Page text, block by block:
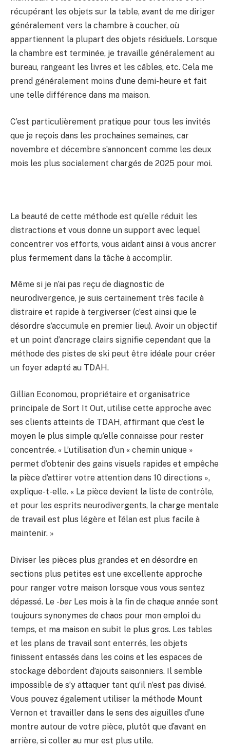
récupérant les objets sur la table, avant de me diriger
généralement vers la chambre à coucher, où
appartiennent la plupart des objets résiduels. Lorsque
la chambre est terminée, je travaille généralement au
bureau, rangeant les livres et les câbles, etc. Cela me
prend généralement moins d’une demi-heure et fait
une telle différence dans ma maison.
C’est particulièrement pratique pour tous les invités
que je reçois dans les prochaines semaines, car
novembre et décembre s’annoncent comme les deux
mois les plus socialement chargés de 2025 pour moi.
La beauté de cette méthode est qu’elle réduit les
distractions et vous donne un support avec lequel
concentrer vos efforts, vous aidant ainsi à vous ancrer
plus fermement dans la tâche à accomplir.
Même si je n’ai pas reçu de diagnostic de
neurodivergence, je suis certainement très facile à
distraire et rapide à tergiverser (c’est ainsi que le
désordre s’accumule en premier lieu). Avoir un objectif
et un point d’ancrage clairs signifie cependant que la
méthode des pistes de ski peut être idéale pour créer
un foyer adapté au TDAH.
Gillian Economou, propriétaire et organisatrice
principale de Sort It Out, utilise cette approche avec
ses clients atteints de TDAH, affirmant que c’est le
moyen le plus simple qu’elle connaisse pour rester
concentrée. « L’utilisation d’un « chemin unique »
permet d’obtenir des gains visuels rapides et empêche
la pièce d’attirer votre attention dans 10 directions »,
explique-t-elle. « La pièce devient la liste de contrôle,
et pour les esprits neurodivergents, la charge mentale
de travail est plus légère et l’élan est plus facile à
maintenir. »
Diviser les pièces plus grandes et en désordre en
sections plus petites est une excellente approche
pour ranger votre maison lorsque vous vous sentez
dépassé. Le -ber Les mois à la fin de chaque année sont
toujours synonymes de chaos pour mon emploi du
temps, et ma maison en subit le plus gros. Les tables
et les plans de travail sont enterrés, les objets
finissent entassés dans les coins et les espaces de
stockage débordent d’ajouts saisonniers. Il semble
impossible de s’y attaquer tant qu’il n’est pas divisé.
Vous pouvez également utiliser la méthode Mount
Vernon et travailler dans le sens des aiguilles d’une
montre autour de votre pièce, plutôt que d’avant en
arrière, si coller au mur est plus utile.